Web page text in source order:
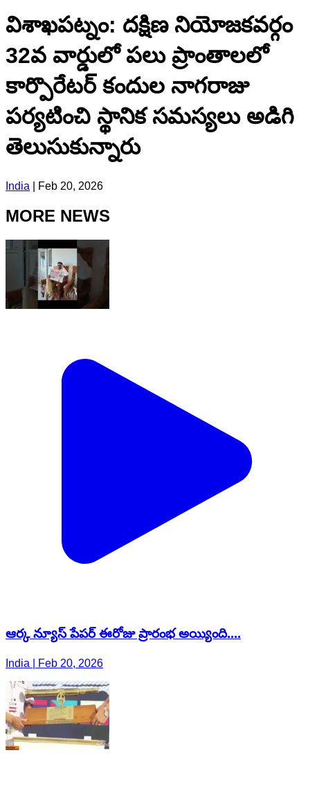
విశాఖపట్నం: దక్షిణ నియోజకవర్గం
32వ వార్డులో పలు ప్రాంతాలలో
కార్పొరేటర్ కందుల నాగరాజు
పర్యటించి స్థానిక సమస్యలు అడిగి
తెలుసుకున్నారు
India Feb 20, 2026
MORE NEWS
ఆర్క న్యూస్ పేపర్ ఈరోజు ప్రారంభ అయ్యింది....
India | Feb 20, 2026